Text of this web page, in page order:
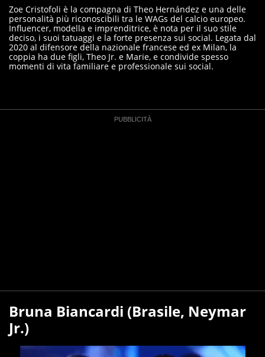
Zoe Cristofoli è la compagna di Theo Hernández e una delle
personalità più riconoscibili tra le WAGs del calcio europeo.
Influencer, modella e imprenditrice, è nota per il suo stile
deciso, i suoi tatuaggi e la forte presenza sui social. Legata dal
2020 al difensore della nazionale francese ed ex Milan, la
coppia ha due figli, Theo Jr. e Marie, e condivide spesso
momenti di vita familiare e professionale sui social.
Bruna Biancardi (Brasile, Neymar
Jr.)